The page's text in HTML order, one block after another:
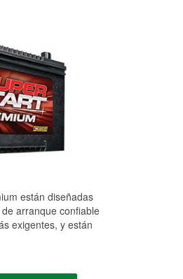
están diseñadas
arranque confiable
exigentes, y están